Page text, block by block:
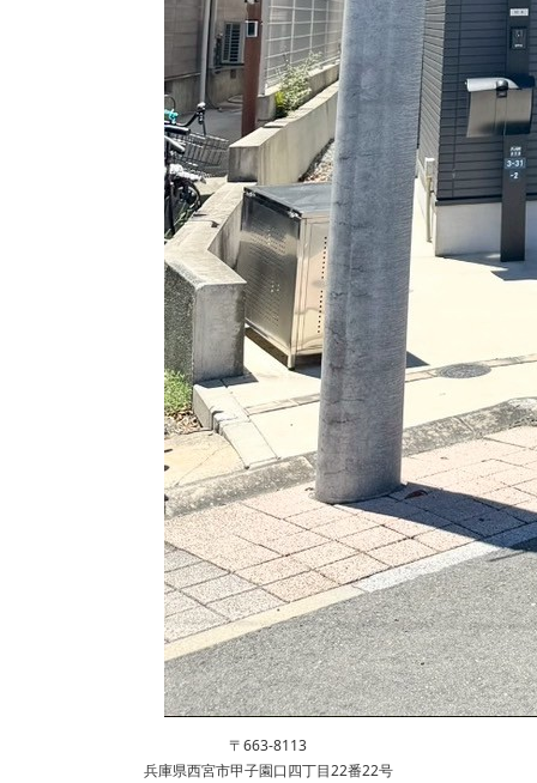
〒663-8113
兵庫県西宮市甲子園口四丁目22番22号